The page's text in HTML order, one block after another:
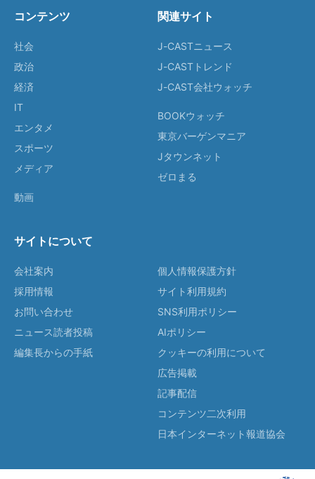
コンテンツ
社会
政治
経済
IT
エンタメ
スポーツ
メディア
動画
関連サイト
J-CASTニュース
J-CASTトレンド
J-CAST会社ウォッチ
BOOKウォッチ
東京バーゲンマニア
Jタウンネット
ゼロまる
サイトについて
会社案内
採用情報
お問い合わせ
ニュース読者投稿
編集長からの手紙
個人情報保護方針
サイト利用規約
SNS利用ポリシー
AIポリシー
クッキーの利用について
広告掲載
記事配信
コンテンツ二次利用
日本インターネット報道協会